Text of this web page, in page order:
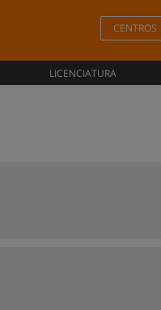
CENTROS
LICENCIATURA